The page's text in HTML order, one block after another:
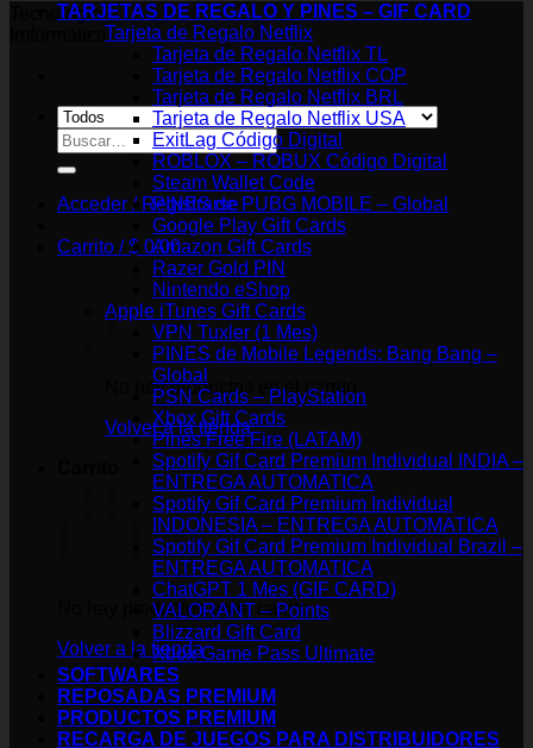
Tecnologia e
Buscar
por:
Acceder / Registrarse
Carrito /$ 0.00
No hay productos en el carrito.
Volver a la tienda
No hay productos en el carrito.
Volver a la tienda
TARJETAS DE REGALO Y PINES – GIF CARD
Tarjeta de Regalo Netflix
Tarjeta de Regalo Netflix TL
Tarjeta de Regalo Netflix COP
Tarjeta de Regalo Netflix BRL
Tarjeta de Regalo Netflix USA
ExitLag Código Digital
ROBLOX – ROBUX Código Digital
Steam Wallet Code
PINES de PUBG MOBILE – Global
Google Play Gift Cards
Amazon Gift Cards
Razer Gold PIN
Nintendo eShop
Apple iTunes Gift Cards
VPN Tuxler (1 Mes)
PINES de Mobile Legends: Bang Bang –
Global
PSN Cards – PlayStation
Xbox Gift Cards
Pines Free Fire (LATAM)
Spotify Gif Card Premium Individual INDIA –
ENTREGA AUTOMATICA
Spotify Gif Card Premium Individual
INDONESIA – ENTREGA AUTOMATICA
Spotify Gif Card Premium Individual Brazil –
ENTREGA AUTOMATICA
ChatGPT 1 Mes (GIF CARD)
VALORANT – Points
Blizzard Gift Card
Xbox Game Pass Ultimate
SOFTWARES
REPOSADAS PREMIUM
PRODUCTOS PREMIUM
RECARGA DE JUEGOS PARA DISTRIBUIDORES